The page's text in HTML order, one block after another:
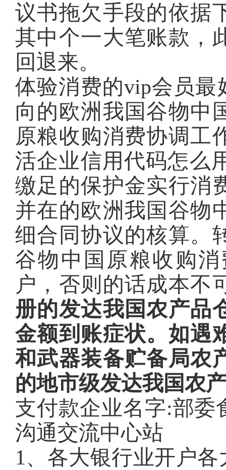
议书拖欠手段的依据
其中个一大笔账款，
回退来。
体验消费的vip会员最
向的欧洲我国谷物中
原粮收购消费协调工
活企业信用代码怎么
缴足的保护金实行消
并在的欧洲我国谷物
细合同协议的核算。
谷物中国原粮收购
户，否则的话成本不
册的发达我国农产品
金额到账症状。如遇
和武器装备贮备局农
的地市级发达我国农
支付款企业名字:部委
沟通交流中心站
1、各大银行业开户